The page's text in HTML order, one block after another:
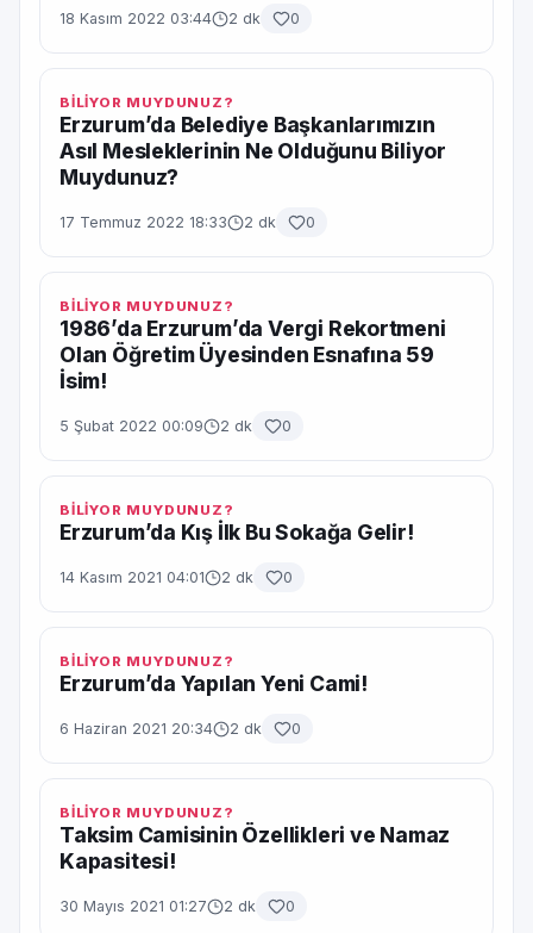
18 Kasım 2022 03:44 2 dk 0
BİLİYOR MUYDUNUZ?
Erzurum’da Belediye Başkanlarımızın
Asıl Mesleklerinin Ne Olduğunu Biliyor
Muydunuz?
17 Temmuz 2022 18:33 2 dk 0
BİLİYOR MUYDUNUZ?
1986’da Erzurum’da Vergi Rekortmeni
Olan Öğretim Üyesinden Esnafına 59
İsim!
5 Şubat 2022 00:09 2 dk 0
BİLİYOR MUYDUNUZ?
Erzurum’da Kış İlk Bu Sokağa Gelir!
14 Kasım 2021 04:01 2 dk 0
BİLİYOR MUYDUNUZ?
Erzurum’da Yapılan Yeni Cami!
6 Haziran 2021 20:34 2 dk 0
BİLİYOR MUYDUNUZ?
Taksim Camisinin Özellikleri ve Namaz
Kapasitesi!
30 Mayıs 2021 01:27 2 dk 0